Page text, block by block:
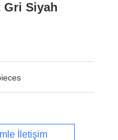
Gri Siyah
İletişim